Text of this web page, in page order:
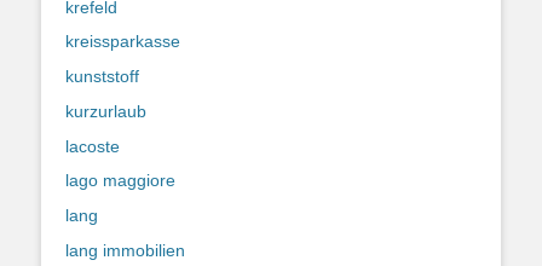
krefeld
kreissparkasse
kunststoff
kurzurlaub
lacoste
lago maggiore
lang
lang immobilien